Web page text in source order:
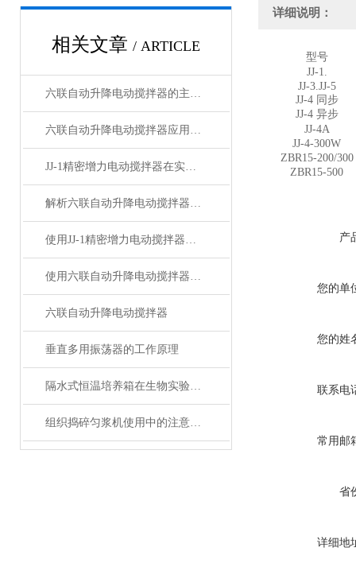
相关文章 / ARTICLE
六联自动升降电动搅拌器的主要组成部分
六联自动升降电动搅拌器应用范围及产品特点
JJ-1精密增力电动搅拌器在实验室中的应用
解析六联自动升降电动搅拌器的使用说明
使用JJ-1精密增力电动搅拌器搅拌皂液的一些注意事项
使用六联自动升降电动搅拌器搅拌皂液的7个注意事项
六联自动升降电动搅拌器
垂直多用振荡器的工作原理
隔水式恒温培养箱在生物实验中的应用
组织捣碎匀浆机使用中的注意事项
详细说明：
型号
JJ-1.
JJ-3.JJ-5
JJ-4 同步
JJ-4 异步
JJ-4A
JJ-4-300W
ZBR15-200/300
ZBR15-500
产
您的单
您的姓
联系电
常用邮
省
详细地